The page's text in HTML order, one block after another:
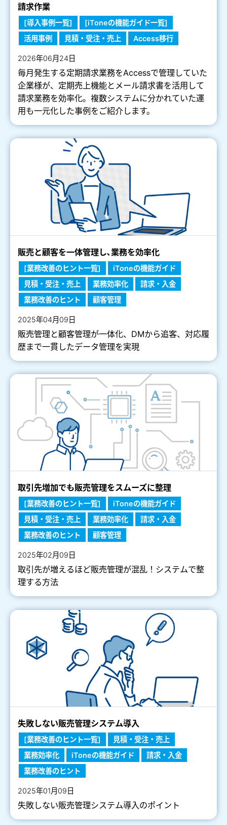
請求作業
[導入事例一覧]
[iToneの機能ガイド一覧]
活用事例
見積・受注・売上 Access移行
2026年06月24日
毎月発生する定期請求業務をAccessで管理していた
企業様が、定期売上機能とメール請求書を活用して
請求業務を効率化。複数システムに分かれていた運
用も一元化した事例をご紹介します。
販売と顧客を一体管理し､業務を効率化
[業務改善のヒント一覧]
iToneの機能ガイド
見積・受注・売上
業務効率化
請求・入金
業務改善のヒント
顧客管理
2025年04月09日
販売管理と顧客管理が一体化、DMから追客、対応履
歴まで一貫したデータ管理を実現
取引先増加でも販売管理をスムーズに整理
[業務改善のヒント一覧]
iToneの機能ガイド
見積・受注・売上
業務効率化
請求・入金
業務改善のヒント
顧客管理
2025年02月09日
取引先が増えるほど販売管理が混乱！システムで整
理する方法
失敗しない販売管理システム導入
[業務改善のヒント一覧]
見積・受注・売上
業務効率化
iToneの機能ガイド
請求・入金
業務改善のヒント
2025年01月09日
失敗しない販売管理システム導入のポイント